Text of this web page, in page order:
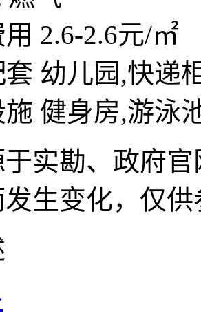
2.6-2.6元/㎡
幼儿园,快递
健身房,游泳
实勘、政府
发生变化，仅